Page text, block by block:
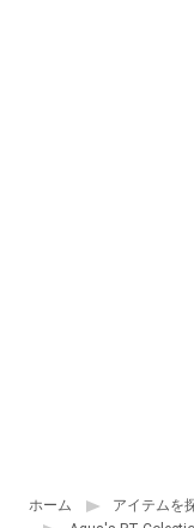
ホーム アイテムを